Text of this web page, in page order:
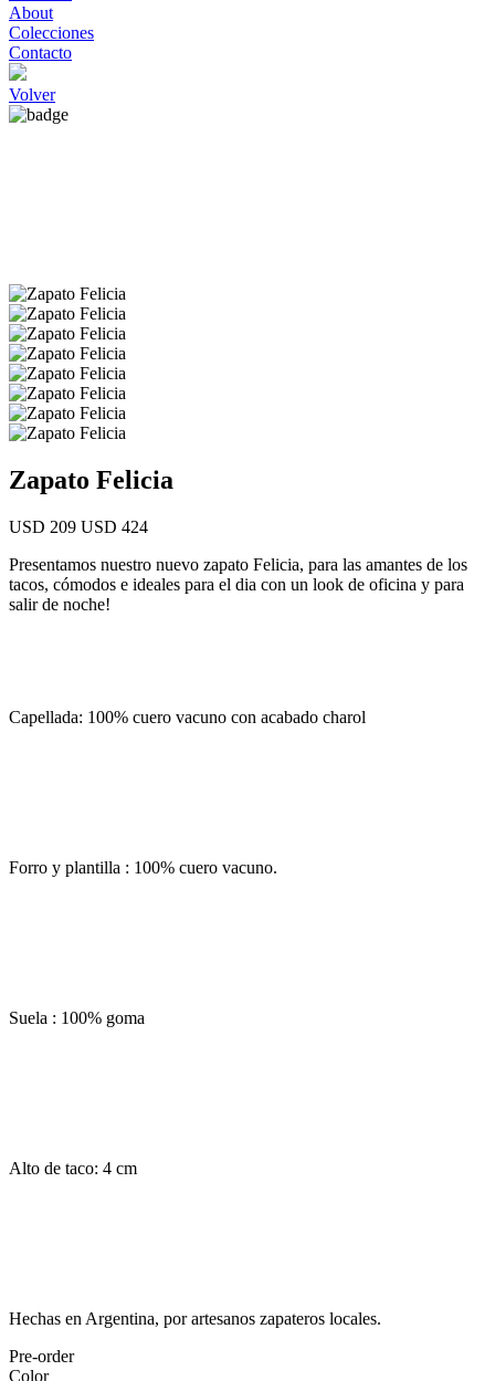
About
Colecciones
Contacto
Volver
Zapato Felicia
USD 209 USD 424
Presentamos nuestro nuevo zapato Felicia, para las amantes de los
tacos, cómodos e ideales para el dia con un look de oficina y para
salir de noche!
Capellada: 100% cuero vacuno con acabado charol
Forro y plantilla : 100% cuero vacuno.
Suela : 100% goma
Alto de taco: 4 cm
Hechas en Argentina, por artesanos zapateros locales.
Pre-order
Color